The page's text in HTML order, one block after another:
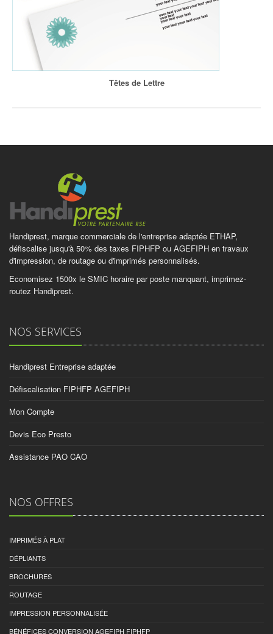
Têtes de Lettre
Handiprest, marque commerciale de l'entreprise adaptée ETHAP,
défiscalise jusqu'à 50% des taxes FIPHFP ou AGEFIPH en travaux
d'impression, de routage ou d'imprimés personnalisés.
Economisez 1500x le SMIC horaire par poste manquant, imprimez-
routez Handiprest.
NOS SERVICES
Handiprest Entreprise adaptée
Défiscalisation FIPHFP AGEFIPH
Mon Compte
Devis Eco Presto
Assistance PAO CAO
NOS OFFRES
IMPRIMÉS À PLAT
DÉPLIANTS
BROCHURES
ROUTAGE
IMPRESSION PERSONNALISÉE
BÉNÉFICES CONVERSION AGEFIPH FIPHFP